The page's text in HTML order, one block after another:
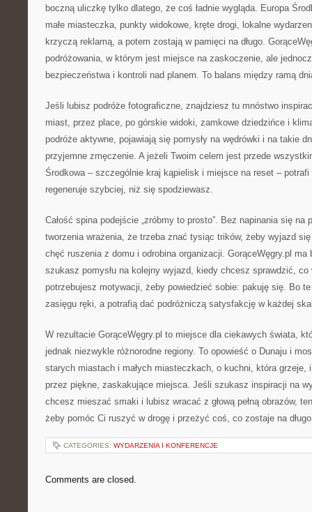
boczną uliczkę tylko dlatego, że coś ładnie wygląda. Europa
małe miasteczka, punkty widokowe, kręte drogi, lokalne
krzyczą reklamą, a potem zostają w pamięci na długo.
podróżowania, w którym jest miejsce na zaskoczenie, ale
bezpieczeństwa i kontroli nad planem. To balans między ramą
Jeśli lubisz podróże fotograficzne, znajdziesz tu mnóstwo
miast, przez place, po górskie widoki, zamkowe dziedzińce i
podróże aktywne, pojawiają się pomysły na wędrówki i na takie
przyjemne zmęczenie. A jeżeli Twoim celem jest przede
Środkowa – szczególnie kraj kąpielisk i miejsce na reset –
regeneruje szybciej, niż się spodziewasz.
Całość spina podejście „zróbmy to prosto”. Bez napinania się na
tworzenia wrażenia, że trzeba znać tysiąc trików, żeby wyjazd
chęć ruszenia z domu i odrobina organizacji. GorąceWęgry.pl
szukasz pomysłu na kolejny wyjazd, kiedy chcesz sprawdzić,
potrzebujesz motywacji, żeby powiedzieć sobie: pakuję się. Bo
zasięgu ręki, a potrafią dać podróżniczą satysfakcję w każdej
W rezultacie GorąceWęgry.pl to miejsce dla ciekawych świata,
jednak niezwykle różnorodne regiony. To opowieść o Dunaju i
starych miastach i małych miasteczkach, o kuchni, która grzeje,
przez piękne, zaskakujące miejsca. Jeśli szukasz inspiracji na
chcesz mieszać smaki i lubisz wracać z głową pełną obrazów,
żeby pomóc Ci ruszyć w drogę i przeżyć coś, co zostaje na
CATEGORIES: WYDARZENIA I KONFERENCJE
Comments are closed.